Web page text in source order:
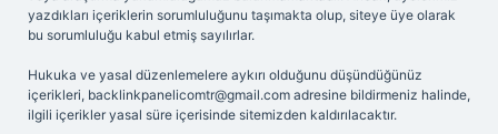
yazdıkları içeriklerin sorumluluğunu taşımakta olup, siteye üye olarak
bu sorumluluğu kabul etmiş sayılırlar.
Hukuka ve yasal düzenlemelere aykırı olduğunu düşündüğünüz
içerikleri, backlinkpanelicomtr@gmail.com adresine bildirmeniz halinde,
ilgili içerikler yasal süre içerisinde sitemizden kaldırılacaktır.